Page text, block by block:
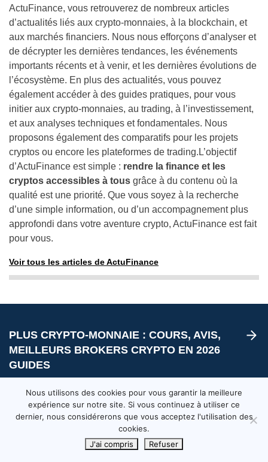
ActuFinance, vous retrouverez de nombreux articles
d’actualités liés aux crypto-monnaies, à la blockchain, et
aux marchés financiers. Nous nous efforçons d’analyser et
de décrypter les dernières tendances, les événements
importants récents et à venir, et les dernières évolutions de
l’écosystème. En plus des actualités, vous pouvez
également accéder à des guides pratiques, pour vous
initier aux crypto-monnaies, au trading, à l’investissement,
et aux analyses techniques et fondamentales. Nous
proposons également des comparatifs pour les projets
cryptos ou encore les plateformes de trading.L’objectif
d’ActuFinance est simple : rendre la finance et les
cryptos accessibles à tous grâce à du contenu où la
qualité est une priorité. Que vous soyez à la recherche
d’une simple information, ou d’un accompagnement plus
approfondi dans votre aventure crypto, ActuFinance est fait
pour vous.
Voir tous les articles de ActuFinance
PLUS CRYPTO-MONNAIE : COURS, AVIS,
MEILLEURS BROKERS CRYPTO EN 2026
GUIDES
Nous utilisons des cookies pour vous garantir la meilleure
expérience sur notre site. Si vous continuez à utiliser ce
dernier, nous considérerons que vous acceptez l'utilisation des
cookies.
J'ai compris
Refuser